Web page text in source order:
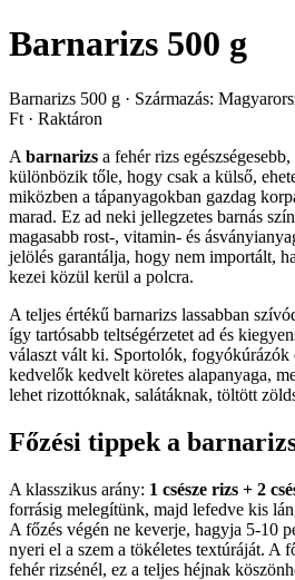
Barnarizs 500 g
Barnarizs 500 g · Származás:
Ft · Raktáron
A barnarizs a fehér rizs
különbözik tőle, hogy csak a külső,
miközben a tápanyagokban gazdag
marad. Ez ad neki jellegzetes barnás
magasabb rost-, vitamin- és
jelölés garantálja, hogy nem importált,
kezei közül kerül a polcra.
A teljes értékű barnarizs lassabban
így tartósabb teltségérzetet ad és
választ vált ki. Sportolók, fogyókúrázók
kedvelők kedvelt köretes alapanyaga,
lehet rizottóknak, salátáknak, töltött
Főzési tippek a
A klasszikus arány: 1 csésze rizs + 2
forrásig melegítünk, majd lefedve kis
A főzés végén ne keverje, hagyja 5-10
nyeri el a szem a tökéletes textúráját. A
fehér rizsénél, ez a teljes héjnak